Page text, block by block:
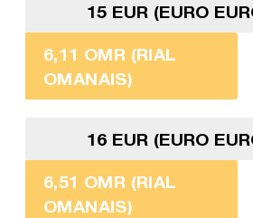
15 EUR (EURO
6,11 OMR (RIAL
OMANAIS)
16 EUR (EURO
6,51 OMR (RIAL
OMANAIS)